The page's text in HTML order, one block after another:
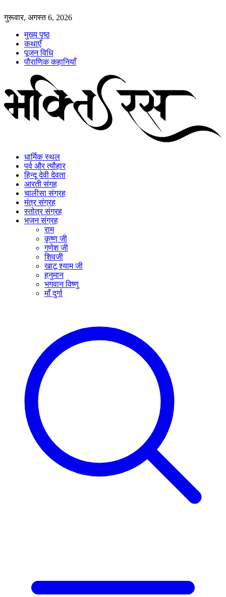
गुरूवार, अगस्त 6, 2026
मुख्य पृष्ठ
कथाएँ
पूजन विधि
पौराणिक कहानियाँ
धार्मिक स्थल
पर्व और त्यौहार
हिन्दू देवी देवता
आरती संगह
चालीसा संग्रह
मंत्र संग्रह
स्तोत्र संग्रह
भजन संग्रह
राम
कृष्ण जी
गणेश जी
शिवजी
खाटू श्याम जी
हनुमान
भगवान विष्णु
माँ दुर्गा